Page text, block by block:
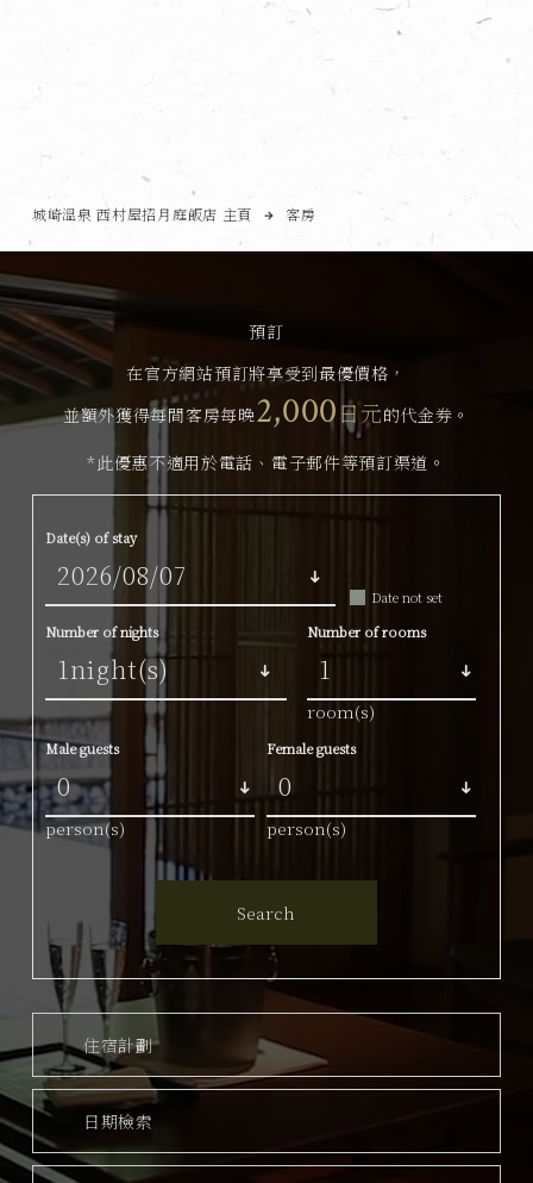
城崎溫泉 西村屋招月庭飯店 主頁 客房
預訂
在官方網站預訂將享受到最優價格，
並額外獲得每間客房每晚2,000日元的代金券。
*此優惠不適用於電話、電子郵件等預訂渠道。
Date(s) of stay
Date not set
Number of nights
Number of rooms
room(s)
Male guests
person(s)
Female guests
person(s)
Search
住宿計劃
日期檢索